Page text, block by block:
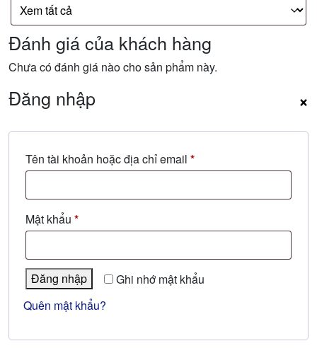
Đánh giá của khách hàng
Chưa có đánh giá nào cho sản phẩm này.
×
Đăng nhập
Tên tài khoản hoặc địa chỉ email *Bắt
Mật khẩu *Bắt
Ghi nhớ mật khẩu
Đăng nhập
Quên mật khẩu?